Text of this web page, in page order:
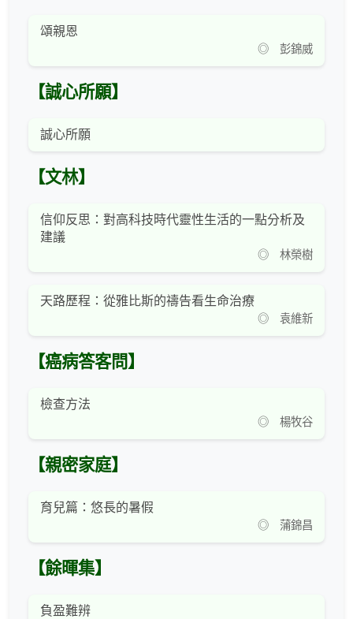
頌親恩
◎ 彭錦威
【誠心所願】
誠心所願
【文林】
信仰反思：對高科技時代靈性生活的一點分析及
建議
◎ 林榮樹
天路歷程：從雅比斯的禱告看生命治療
◎ 袁維新
【癌病答客問】
檢查方法
◎ 楊牧谷
【親密家庭】
育兒篇：悠長的暑假
◎ 蒲錦昌
【餘暉集】
負盈難辨